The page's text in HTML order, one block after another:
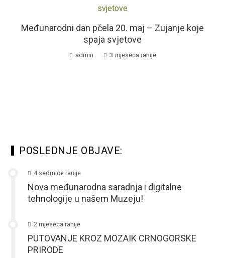
Međunarodni dan pčela 20. maj – Zujanje koje
spaja svjetove
admin 3 mjeseca ranije
POSLEDNJE OBJAVE:
4 sedmice ranije
Nova međunarodna saradnja i digitalne
tehnologije u našem Muzeju!
2 mjeseca ranije
PUTOVANJE KROZ MOZAIK CRNOGORSKE
PRIRODE